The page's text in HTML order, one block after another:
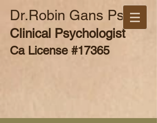
Dr.Robin Gans Psy.D
Clinical Psychologist
Ca License #17365